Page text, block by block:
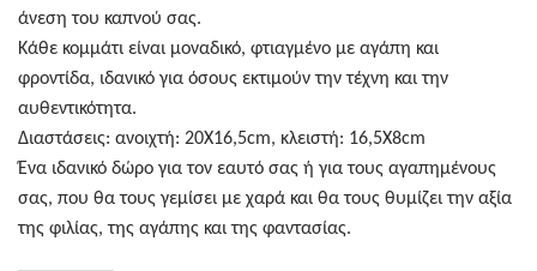
άνεση του καπνού σας.
Κάθε κομμάτι είναι μοναδικό, φτιαγμένο με αγάπη και
φροντίδα, ιδανικό για όσους εκτιμούν την τέχνη και την
αυθεντικότητα.
Διαστάσεις: ανοιχτή: 20Χ16,5cm, κλειστή: 16,5Χ8cm
Ένα ιδανικό δώρο για τον εαυτό σας ή για τους αγαπημένους
σας, που θα τους γεμίσει με χαρά και θα τους θυμίζει την αξία
της φιλίας, της αγάπης και της φαντασίας.